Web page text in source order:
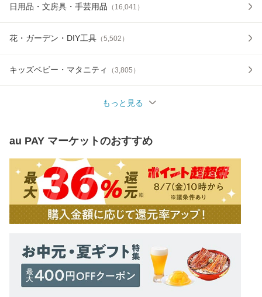
日用品・文房具・手芸用品 （ 16,041 ）
花・ガーデン・DIY工具 （5,502 ）
キッズベビー・マタニティ （3,805 ）
もっと見る
au PAY マーケットのおすすめ